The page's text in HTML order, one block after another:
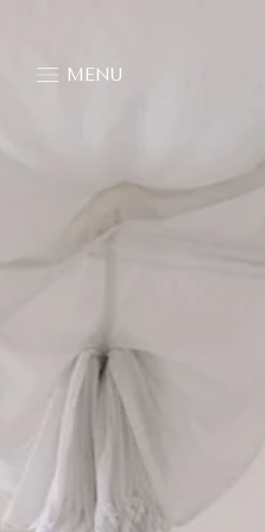
MENU